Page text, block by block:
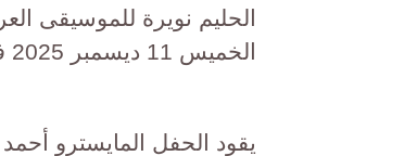
الحليم نويرة للموسيقى
الخميس 11 ديسمبر 2025 في تمام الثامنة مساءً على خشبة المسرح الكبير.
يقود الحفل المايسترو